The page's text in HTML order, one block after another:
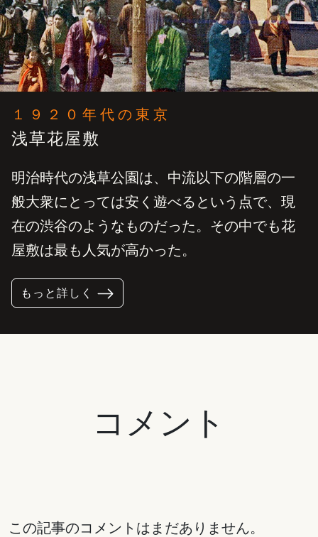
１９２０年代の東京
浅草花屋敷
明治時代の浅草公園は、中流以下の階層の一
般大衆にとっては安く遊べるという点で、現
在の渋谷のようなものだった。その中でも花
屋敷は最も人気が高かった。
もっと詳しく
コメント
この記事のコメントはまだありません。